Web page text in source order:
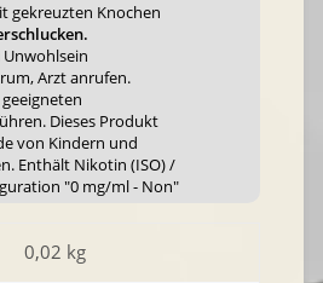
gekreuzten Knochen
Unwohlsein
Arzt anrufen.
Dieses Produkt
von Kindern und
Enthält Nikotin (ISO) /
"0 mg/ml - Non"
0,02 kg